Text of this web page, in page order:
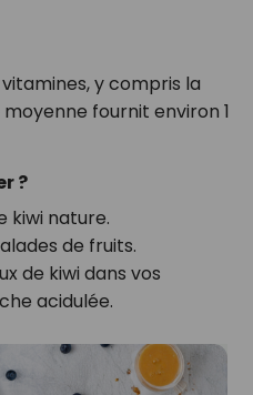
y compris la
fournit environ 1
?
kiwi nature.
de fruits.
de kiwi dans vos
acidulée.